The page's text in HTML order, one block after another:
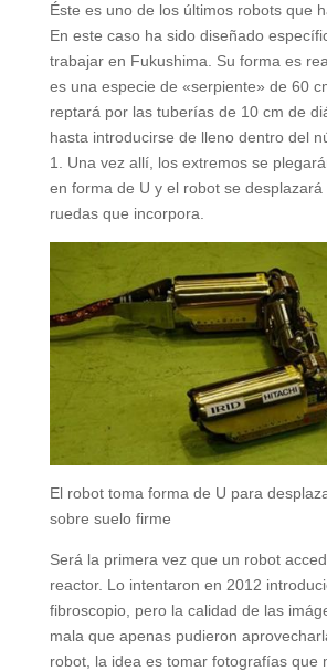
Éste es uno de los últimos robots que
En este caso ha sido diseñado
trabajar en Fukushima. Su forma es
es una especie de «serpiente» de 60
reptará por las tuberías de 10 cm de
hasta introducirse de lleno dentro del
1. Una vez allí, los extremos se
en forma de U y el robot se desplazará
ruedas que incorpora.
El robot toma forma de U para
sobre suelo firme
Será la primera vez que un robot
reactor. Lo intentaron en 2012
fibroscopio, pero la calidad de las
mala que apenas pudieron
robot, la idea es tomar fotografías que